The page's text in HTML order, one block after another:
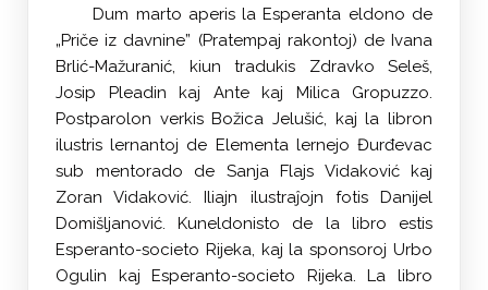
Dum marto aperis la Esperanta eldono de
„Priče iz davnine” (Pratempaj rakontoj) de Ivana
Brlić-Mažuranić, kiun tradukis Zdravko Seleš,
Josip Pleadin kaj Ante kaj Milica Gropuzzo.
Postparolon verkis Božica Jelušić, kaj la libron
ilustris lernantoj de Elementa lernejo Đurđevac
sub mentorado de Sanja Flajs Vidaković kaj
Zoran Vidaković. Iliajn ilustraĵojn fotis Danijel
Domišljanović. Kuneldonisto de la libro estis
Esperanto-societo Rijeka, kaj la sponsoroj Urbo
Ogulin kaj Esperanto-societo Rijeka. La libro